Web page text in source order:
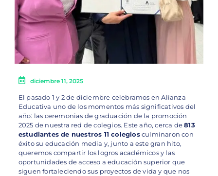
diciembre 11, 2025
El pasado 1 y 2 de diciembre celebramos en Alianza
Educativa uno de los momentos más significativos del
año: las ceremonias de graduación de la promoción
2025 de nuestra red de colegios. Este año, cerca de813
estudiantes de nuestros 11 colegiosculminaron con
éxito su educación media y, junto a este gran hito,
queremos compartir los logros académicos y las
oportunidades de acceso a educación superior que
siguen fortaleciendo sus proyectos de vida y que nos